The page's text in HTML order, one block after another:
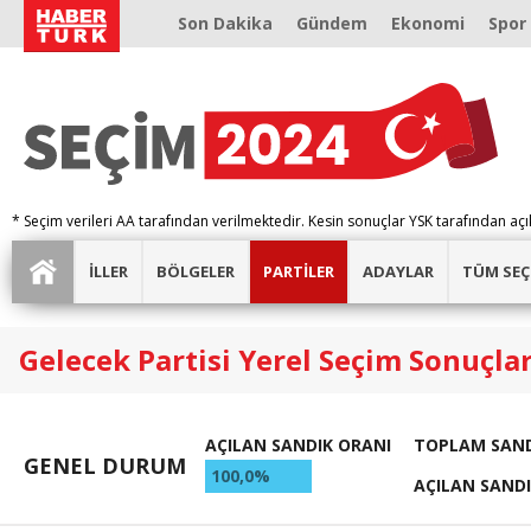
Son Dakika Gündem Ekonomi Spor
* Seçim verileri AA tarafından verilmektedir. Kesin sonuçlar YSK tarafından
İLLER BÖLGELER PARTİLER ADAYLAR TÜM
Gelecek Partisi Yerel Seçim
GENEL DURUM
AÇILAN SANDIK ORANI
100,0%
TOPLAM
AÇILAN